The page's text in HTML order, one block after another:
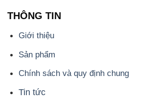
Chính sách và quy định chung
Tin tức
Liên hệ
📞
PHÒNG KINH DOANH - CÔNG